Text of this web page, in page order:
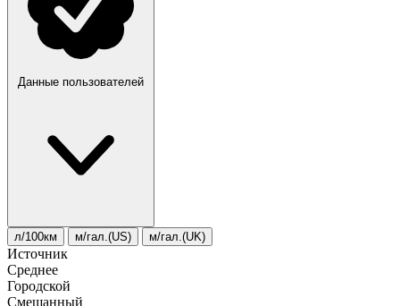
Данные пользователей
л/100км м/гал.(US) м/гал.(UK)
Источник
Среднее
Городской
Смешанный